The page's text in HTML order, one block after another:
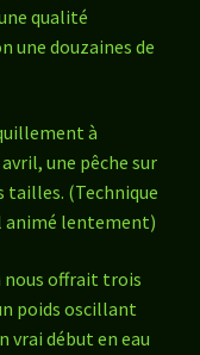
qualité
une douzaines de
à
une pêche sur
tailles. (Technique
animé lentement)
nous offrait trois
poids oscillant
vrai début en eau